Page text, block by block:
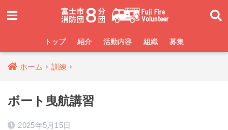
トップ 紹介 活動内容 組織 募集
ホーム 訓練
ボート曳航講習
2025年5月15日